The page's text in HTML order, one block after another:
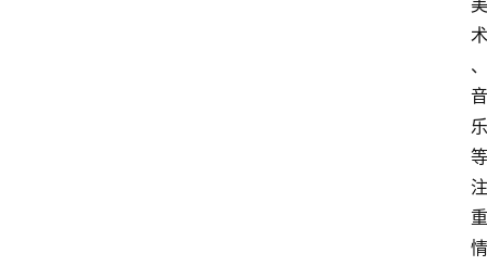
美
术
、
音
乐
等
注
重
情